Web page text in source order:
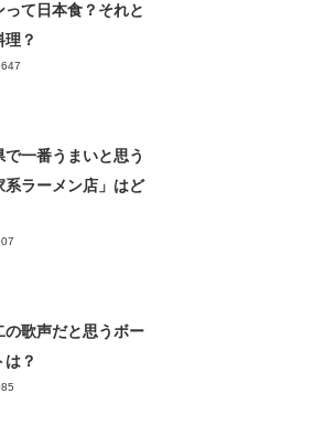
って日本食？それと
理？
で一番うまいと思う
系ラーメン店」はど
の歌声だと思うボー
は？